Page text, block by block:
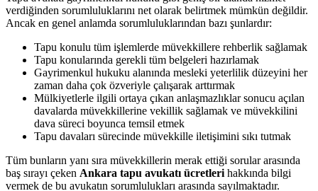
verdiğinden sorumluluklarını net olarak belirtmek mümkün değildir.
Ancak en genel anlamda sorumluluklarından bazı şunlardır:
Tapu konulu tüm işlemlerde müvekkillere rehberlik sağlamak
Tapu konularında gerekli tüm belgeleri hazırlamak
Gayrimenkul hukuku alanında mesleki yeterlilik düzeyini her
zaman daha çok özveriyle çalışarak arttırmak
Mülkiyetlerle ilgili ortaya çıkan anlaşmazlıklar sonucu açılan
davalarda müvekkillerine vekillik sağlamak ve müvekkilini
dava süreci boyunca temsil etmek
Tapu davaları sürecinde müvekkille iletişimini sıkı tutmak
Tüm bunların yanı sıra müvekkillerin merak ettiği sorular arasında
baş sırayı çeken Ankara tapu avukatı ücretleri hakkında bilgi
vermek de bu avukatın sorumlulukları arasında sayılmaktadır.